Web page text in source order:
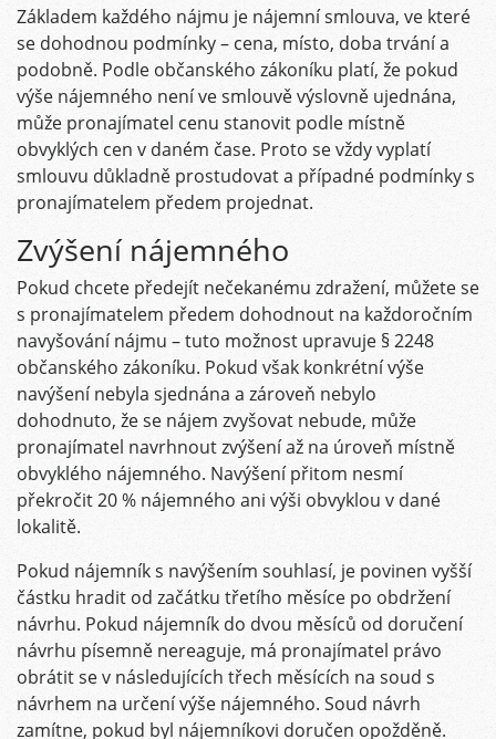
Základem každého nájmu je nájemní smlouva, ve které
se dohodnou podmínky – cena, místo, doba trvání a
podobně. Podle občanského zákoníku platí, že pokud
výše nájemného není ve smlouvě výslovně ujednána,
může pronajímatel cenu stanovit podle místně
obvyklých cen v daném čase. Proto se vždy vyplatí
smlouvu důkladně prostudovat a případné podmínky s
pronajímatelem předem projednat.
Zvýšení nájemného
Pokud chcete předejít nečekanému zdražení, můžete se
s pronajímatelem předem dohodnout na každoročním
navyšování nájmu – tuto možnost upravuje § 2248
občanského zákoníku. Pokud však konkrétní výše
navýšení nebyla sjednána a zároveň nebylo
dohodnuto, že se nájem zvyšovat nebude, může
pronajímatel navrhnout zvýšení až na úroveň místně
obvyklého nájemného. Navýšení přitom nesmí
překročit 20 % nájemného ani výši obvyklou v dané
lokalitě.
Pokud nájemník s navýšením souhlasí, je povinen vyšší
částku hradit od začátku třetího měsíce po obdržení
návrhu. Pokud nájemník do dvou měsíců od doručení
návrhu písemně nereaguje, má pronajímatel právo
obrátit se v následujících třech měsících na soud s
návrhem na určení výše nájemného. Soud návrh
zamítne, pokud byl nájemníkovi doručen opožděně.